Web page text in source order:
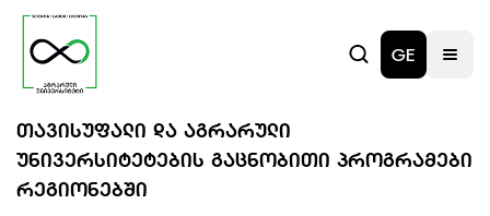
GE
ᲗᲐᲕᲘᲡᲣᲤᲐᲚᲘ ᲓᲐ ᲐᲒᲠᲐᲠᲣᲚᲘ
ᲣᲜᲘᲕᲔᲠᲡᲘᲢᲔᲢᲔᲑᲘᲡ ᲒᲐᲪᲜᲝᲑᲘᲗᲘ ᲞᲠᲝᲒᲠᲐᲛᲔᲑᲘ
ᲠᲔᲒᲘᲝᲜᲔᲑᲨᲘ